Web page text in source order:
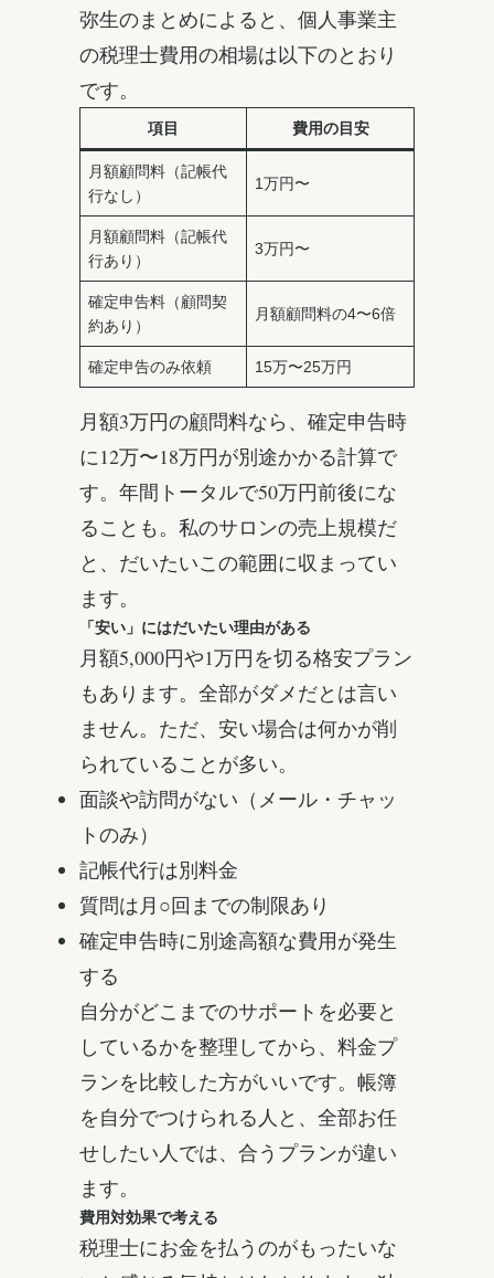
弥生のまとめによると、個人事業主
の税理士費用の相場は以下のとおり
です。
項目 費用の目安
月額顧問料（記帳代
行なし）
1万円〜
月額顧問料（記帳代
行あり）
3万円〜
確定申告料（顧問契
約あり）
月額顧問料の4〜6倍
確定申告のみ依頼 15万〜25万円
月額3万円の顧問料なら、確定申告時
に12万〜18万円が別途かかる計算で
す。年間トータルで50万円前後にな
ることも。私のサロンの売上規模だ
と、だいたいこの範囲に収まってい
ます。
「安い」にはだいたい理由がある
月額5,000円や1万円を切る格安プラン
もあります。全部がダメだとは言い
ません。ただ、安い場合は何かが削
られていることが多い。
面談や訪問がない（メール・チャッ
トのみ）
記帳代行は別料金
質問は月○回までの制限あり
確定申告時に別途高額な費用が発生
する
自分がどこまでのサポートを必要と
しているかを整理してから、料金プ
ランを比較した方がいいです。帳簿
を自分でつけられる人と、全部お任
せしたい人では、合うプランが違い
ます。
費用対効果で考える
税理士にお金を払うのがもったいな